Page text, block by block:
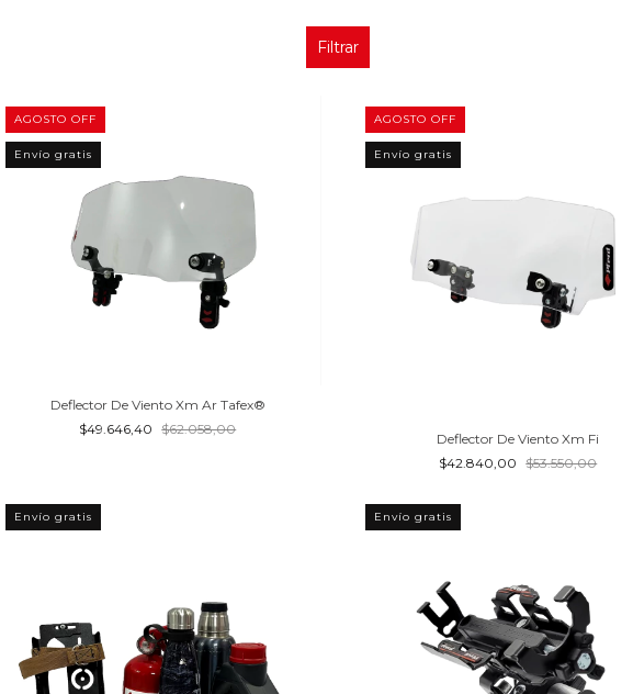
Filtrar
AGOSTO OFF
Envío gratis
Deflector De Viento Xm Ar Tafex®
$49.646,40
$62.058,00
AGOSTO OFF
Envío gratis
Deflector De Viento Xm Fi
$42.840,00
$53.550,00
Envío gratis Envío gratis